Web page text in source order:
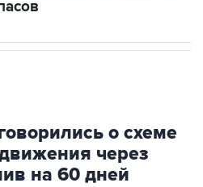
о схеме
через
на 60 дней